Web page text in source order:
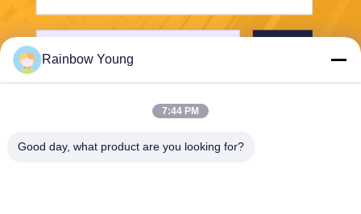
Rainbow Young
7:44 PM
Good day, what product are you looking for?